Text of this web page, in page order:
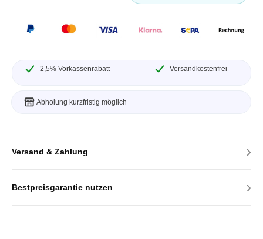
2,5% Vorkassenrabatt Versandkostenfrei
Abholung kurzfristig möglich
Versand & Zahlung ›
Bestpreisgarantie nutzen ›